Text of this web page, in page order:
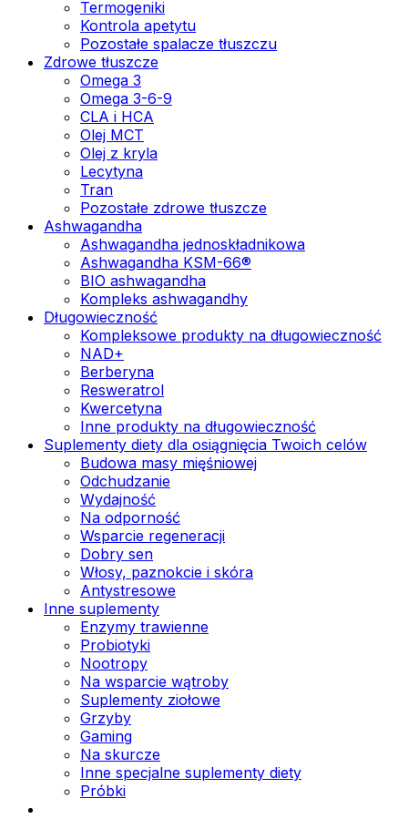
Termogeniki
Kontrola apetytu
Pozostałe spalacze tłuszczu
Zdrowe tłuszcze
Omega 3
Omega 3-6-9
CLA i HCA
Olej MCT
Olej z kryla
Lecytyna
Tran
Pozostałe zdrowe tłuszcze
Ashwagandha
Ashwagandha jednoskładnikowa
Ashwagandha KSM-66®
BIO ashwagandha
Kompleks ashwagandhy
Długowieczność
Kompleksowe produkty na długowieczność
NAD+
Berberyna
Resweratrol
Kwercetyna
Inne produkty na długowieczność
Suplementy diety dla osiągnięcia Twoich celów
Budowa masy mięśniowej
Odchudzanie
Wydajność
Na odporność
Wsparcie regeneracji
Dobry sen
Włosy, paznokcie i skóra
Antystresowe
Inne suplementy
Enzymy trawienne
Probiotyki
Nootropy
Na wsparcie wątroby
Suplementy ziołowe
Grzyby
Gaming
Na skurcze
Inne specjalne suplementy diety
Próbki